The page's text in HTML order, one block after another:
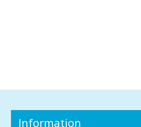
Information